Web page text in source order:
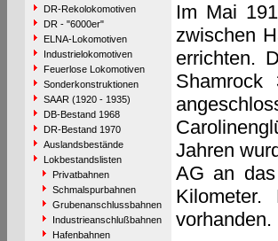
DR-Rekolokomotiven
DR - "6000er"
ELNA-Lokomotiven
Industrielokomotiven
Feuerlose Lokomotiven
Sonderkonstruktionen
SAAR (1920 - 1935)
DB-Bestand 1968
DR-Bestand 1970
Auslandsbestände
Lokbestandslisten
Privatbahnen
Schmalspurbahnen
Grubenanschlussbahnen
Industrieanschlußbahnen
Hafenbahnen
Im Mai
zwischen
errichten.
Jahren
AG an
vorhanden.